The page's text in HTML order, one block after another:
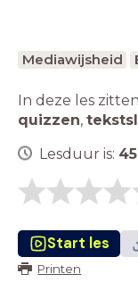
Mediawijsheid
In deze les zitten
quizzen,
Lesduur is: 45
Start les
Printen